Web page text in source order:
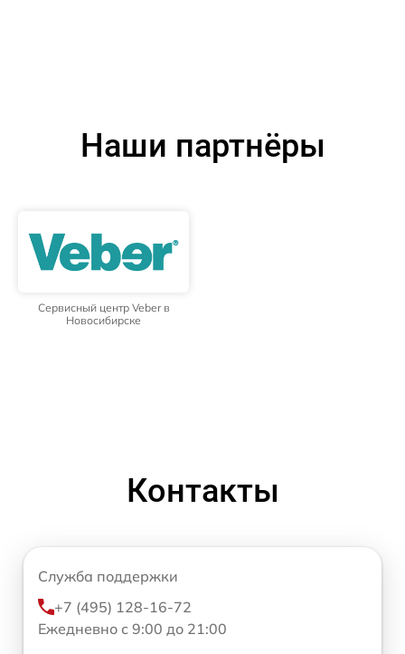
Наши партнёры
Сервисный центр Veber в
Новосибирске
Контакты
Служба поддержки
+7 (495) 128-16-72
Ежедневно с 9:00 до 21:00